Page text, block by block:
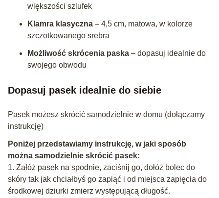
większości szlufek
Klamra klasyczna – 4,5 cm, matowa, w kolorze
szczotkowanego srebra
Możliwość skrócenia paska – dopasuj idealnie do
swojego obwodu
Dopasuj pasek idealnie do siebie
Pasek możesz skrócić samodzielnie w domu (dołączamy
instrukcję)
Poniżej przedstawiamy instrukcję, w jaki sposób
można samodzielnie skrócić pasek:
1. Załóż pasek na spodnie, zaciśnij go, dołóż bolec do
skóry tak jak chciałbyś go zapiąć i od miejsca zapięcia do
środkowej dziurki zmierz występującą długość.